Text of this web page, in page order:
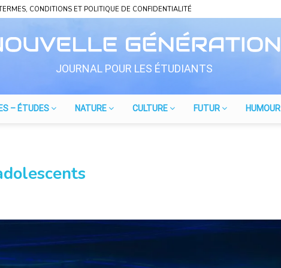
CONDITIONS ET POLITIQUE DE CONFIDENTIALITÉ
JOURNAL POUR LES ÉTUDIANTS
– ÉTUDES NATURE CULTURE FUTUR HUMOUR